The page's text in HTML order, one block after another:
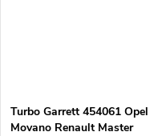
Turbo Garrett 454061 Opel
Movano Renault Master